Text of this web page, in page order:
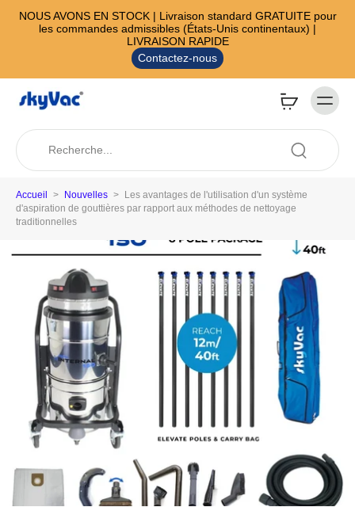
NOUS AVONS EN STOCK | Livraison standard GRATUITE pour
les commandes admissibles (États-Unis continentaux) |
LIVRAISON RAPIDE
Contactez-nous
Accueil > Nouvelles >
Les avantages de l'utilisation d'un système
d'aspiration de gouttières par rapport aux méthodes de nettoyage
traditionnelles